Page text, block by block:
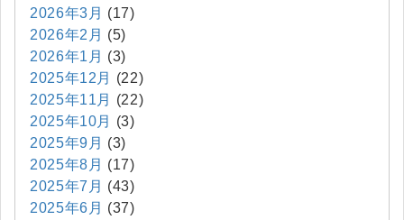
2026年3月 (17)
2026年2月 (5)
2026年1月 (3)
2025年12月
(22)
2025年11月
(22)
2025年10月
(3)
2025年9月 (3)
2025年8月 (17)
2025年7月 (43)
2025年6月 (37)